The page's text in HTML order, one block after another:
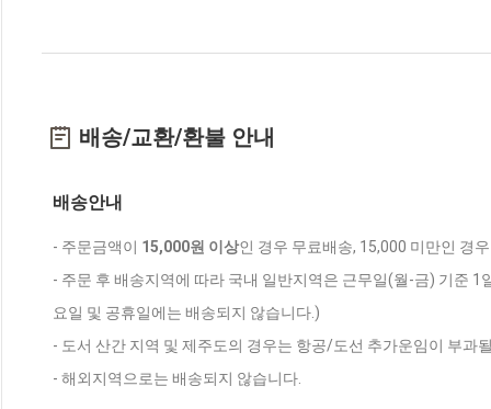
배송/교환/환불 안내
배송안내
- 주문금액이 15,000원 이상인 경우 무료배송, 15,000 미만인 경
- 주문 후 배송지역에 따라 국내 일반지역은 근무일(월-금) 기준
요일 및 공휴일에는 배송되지 않습니다.)
- 도서 산간 지역 및 제주도의 경우는 항공/도선 추가운임이 부과
- 해외지역으로는 배송되지 않습니다.